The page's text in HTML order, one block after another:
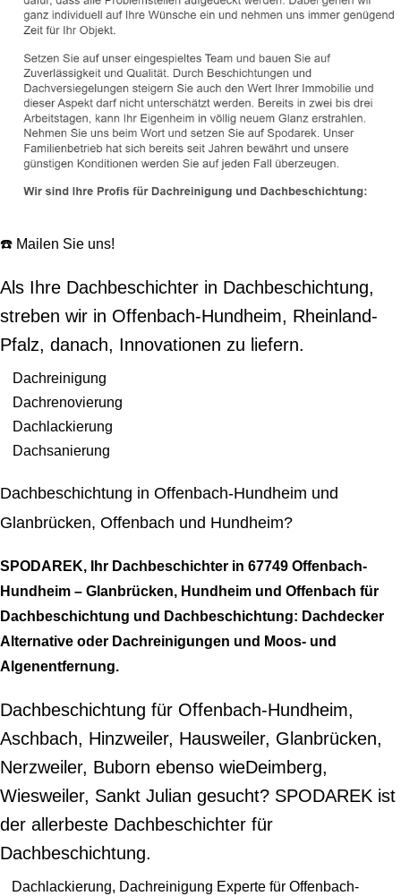
☎️ Mailen Sie uns!
Als Ihre Dachbeschichter in Dachbeschichtung,
streben wir in Offenbach-Hundheim, Rheinland-
Pfalz, danach, Innovationen zu liefern.
Dachreinigung
Dachrenovierung
Dachlackierung
Dachsanierung
Dachbeschichtung in Offenbach-Hundheim und
Glanbrücken, Offenbach und Hundheim?
SPODAREK, Ihr Dachbeschichter in 67749 Offenbach-
Hundheim – Glanbrücken, Hundheim und Offenbach für
Dachbeschichtung und Dachbeschichtung: Dachdecker
Alternative oder Dachreinigungen und Moos- und
Algenentfernung.
Dachbeschichtung für Offenbach-Hundheim,
Aschbach, Hinzweiler, Hausweiler, Glanbrücken,
Nerzweiler, Buborn ebenso wieDeimberg,
Wiesweiler, Sankt Julian gesucht? SPODAREK ist
der allerbeste Dachbeschichter für
Dachbeschichtung.
Dachlackierung, Dachreinigung Experte für Offenbach-